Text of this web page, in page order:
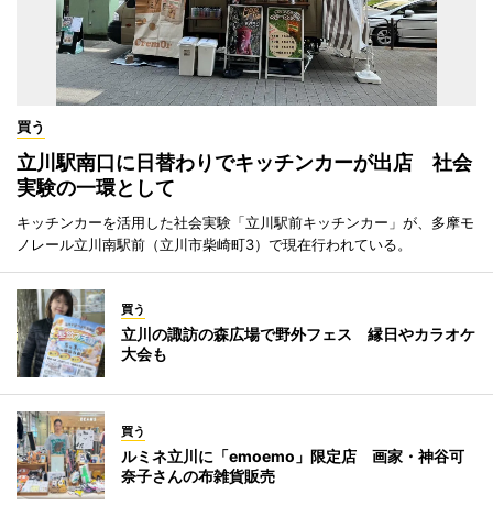
買う
立川駅南口に日替わりでキッチンカーが出店 社会
実験の一環として
キッチンカーを活用した社会実験「立川駅前キッチンカー」が、多摩モ
ノレール立川南駅前（立川市柴崎町3）で現在行われている。
買う
立川の諏訪の森広場で野外フェス 縁日やカラオケ
大会も
買う
ルミネ立川に「emoemo」限定店 画家・神谷可
奈子さんの布雑貨販売